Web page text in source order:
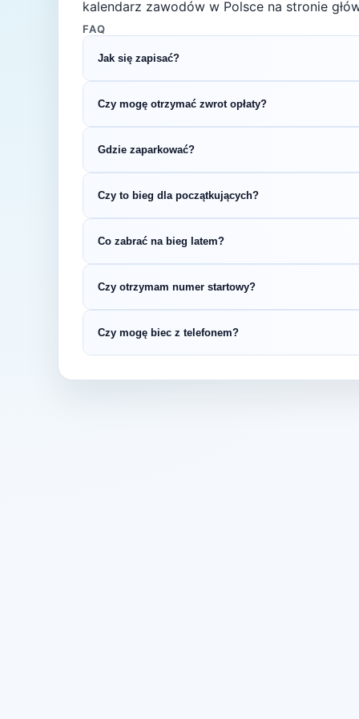
kalendarz zawodów w Polsce na stronie
FAQ
Jak się zapisać?
rejestracyjnym.
Czy mogę otrzymać zwrot opłaty?
Gdzie zaparkować?
organizatora.
Czy to bieg dla początkujących?
sprawdzić swoje możliwości bez
Co zabrać na bieg latem?
przeciwsłoneczne oraz bidon. Nie zapomnij o
Czy otrzymam numer startowy?
zgodnie z instrukcją organizatora.
Czy mogę biec z telefonem?
odzieży sportowej.